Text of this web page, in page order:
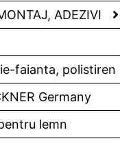
ADEZIVI
faianta, polistiren
Germany
lemn